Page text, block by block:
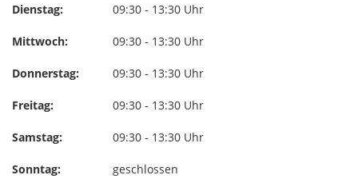
Dienstag: 09:30 - 13:30 Uhr
Mittwoch: 09:30 - 13:30 Uhr
Donnerstag: 09:30 - 13:30 Uhr
Freitag: 09:30 - 13:30 Uhr
Samstag: 09:30 - 13:30 Uhr
Sonntag: geschlossen